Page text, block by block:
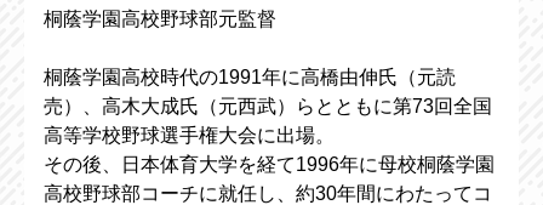
桐蔭学園高校野球部元監督
桐蔭学園高校時代の1991年に高橋由伸氏（元読
売）、高木大成氏（元西武）らとともに第73回全国
高等学校野球選手権大会に出場。
その後、日本体育大学を経て1996年に母校桐蔭学園
高校野球部コーチに就任し、約30年間にわたってコ